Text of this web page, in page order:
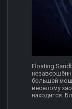
Floating
большей
весёлому
находится.